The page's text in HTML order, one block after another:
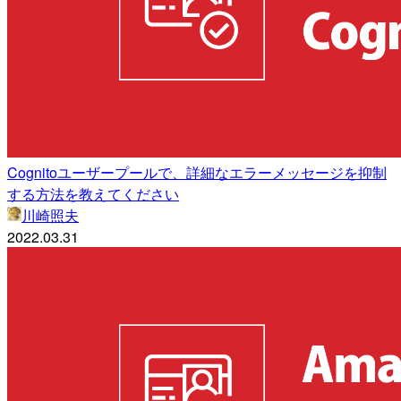
Cognitoユーザープールで、詳細なエラーメッセージを抑制
する方法を教えてください
川崎照夫
2022.03.31